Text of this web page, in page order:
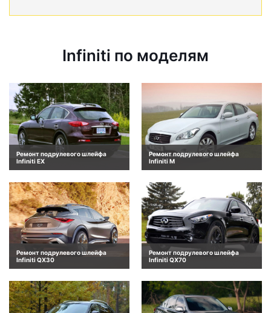
Infiniti по моделям
Ремонт подрулевого шлейфа
Infiniti EX
Ремонт подрулевого шлейфа
Infiniti M
Ремонт подрулевого шлейфа
Infiniti QX30
Ремонт подрулевого шлейфа
Infiniti QX70